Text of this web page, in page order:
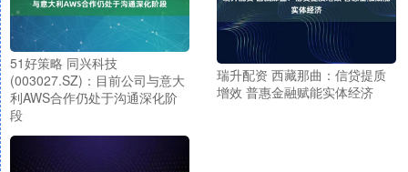
51好策略 同兴科技
(003027.SZ)：目前公司与意大
利AWS合作仍处于沟通深化阶
段
瑞升配资 西藏那曲：信贷提质
增效 普惠金融赋能实体经济